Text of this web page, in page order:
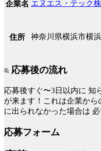
企業名 エヌエス・テック
住所 神奈川県横浜市横
応募後の流れ
応募後すぐ〜3日以内に 知
が来ます！これは企業か
に出られなかった場合は
応募フォーム